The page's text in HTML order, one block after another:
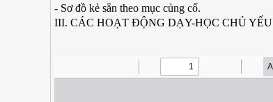
- Sơ đồ kẻ sẵn theo mục củng cố.
III. CÁC HOẠT ĐỘNG DẠY-HỌC CHỦ YẾU